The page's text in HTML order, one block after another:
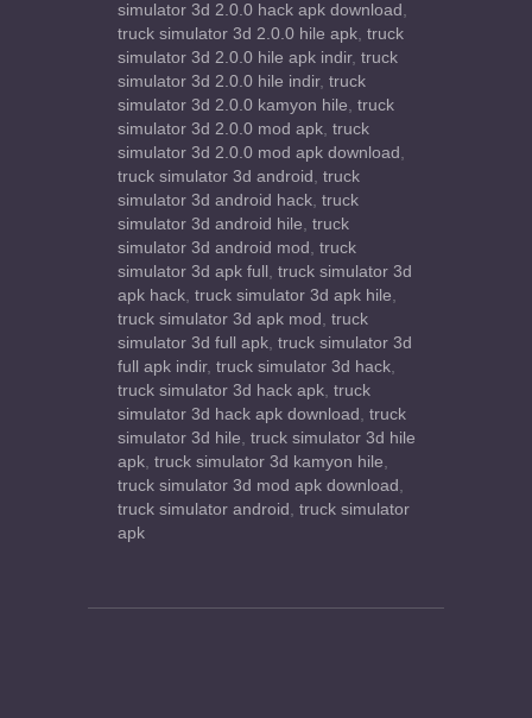
simulator 3d 2.0.0 hack apk download ,
truck simulator 3d 2.0.0 hile apk, truck
simulator 3d 2.0.0 hile apk indir, truck
simulator 3d 2.0.0 hile indir, truck
simulator 3d 2.0.0 kamyon hile, truck
simulator 3d 2.0.0 mod apk, truck
simulator 3d 2.0.0 mod apk download ,
truck simulator 3d android , truck
simulator 3d android hack, truck
simulator 3d android hile, truck
simulator 3d android mod , truck
simulator 3d apk full , truck simulator 3d
apk hack, truck simulator 3d apk hile,
truck simulator 3d apk mod , truck
simulator 3d full apk, truck simulator 3d
full apk indir, truck simulator 3d hack,
truck simulator 3d hack apk, truck
simulator 3d hack apk download , truck
simulator 3d hile, truck simulator 3d hile
apk, truck simulator 3d kamyon hile,
truck simulator 3d mod apk download ,
truck simulator android , truck simulator
apk